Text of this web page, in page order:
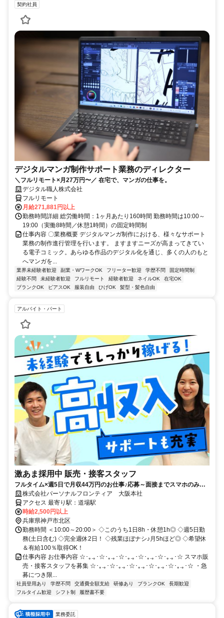
契約社員
デジタルマンガ制作サポート業務のディレクター
＼フルリモート×月27万円〜／ 在宅で、マンガの仕事を。
デジタル職人株式会社
フルリモート
月給271,881円以上
勤務時間詳細 総労働時間：1ヶ月あたり160時間 勤務時間は10:00～
19:00（実働8時間／休憩1時間）の固定時間制
仕事内容 〇業務概要 デジタルマンガ制作における、様々なサポート
業務の制作進行管理を行います。 ますますニーズが高まってきてい
る電子コミック。あらゆる作品のデジタル化を通じ、多くの人のもと
へマンガを...
業界未経験者歓迎 副業・WワークOK フリーター歓迎 学歴不問
固定時間制
経験不問
未経験者歓迎 フルリモート 経験者歓迎 ネイルOK
在宅OK
ブランクOK
ピアスOK 服装自由 ひげOK 髪型・髪色自由
アルバイト・パート
激あま採用中 販売・接客スタッフ
フルタイム×週5日で月収44万円のお仕事♪応募～面接までスマホのみで
完結！履歴書不要◎
株式会社パーソナルフロンティア 大阪本社
アクセス 最寄り駅：道場駅
時給2,500円以上
兵庫県神戸市北区
勤務時間 ＜10:00～20:00＞ ◇このうち1日8h・休憩1h◎ ◇週5日勤
務(土日含む) ◇完全週休2日！ ◇残業ほぼナシ♪月5hほど◎ ◇希望休
＆有給100％取得OK！
仕事内容 お仕事内容 ☆･｡.｡･☆･｡.｡･☆･｡.｡･☆･｡.｡･☆･｡.｡･☆ スマホ販
売・接客スタッフを募集 ☆･｡.｡･☆･｡.｡･☆･｡.｡･☆･｡.｡･☆･｡.｡･☆ ・急
募につき限...
社員登用あり 学歴不問 交通費全額支給 研修あり ブランクOK
長期歓迎
フルタイム歓迎
シフト制 履歴書不要
業務委託